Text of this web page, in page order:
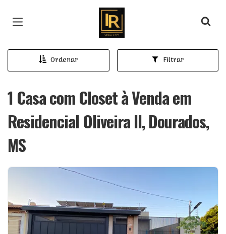
Página inicial
Ordenar Filtrar
1 Casa com Closet à Venda em
Residencial Oliveira II, Dourados,
MS